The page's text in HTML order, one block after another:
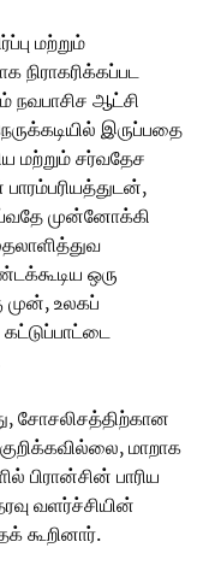
மற்றும்
நிராகரிக்கப்பட
நவபாசிச ஆட்சி
இருப்பதை
மற்றும் சர்வதேச
முன்னோக்கி
ஒரு
முன், உலகப்
சோசலிசத்திற்கான
மாறாக
பிரான்சின் பாரிய
வளர்ச்சியின்
கூறினார்.